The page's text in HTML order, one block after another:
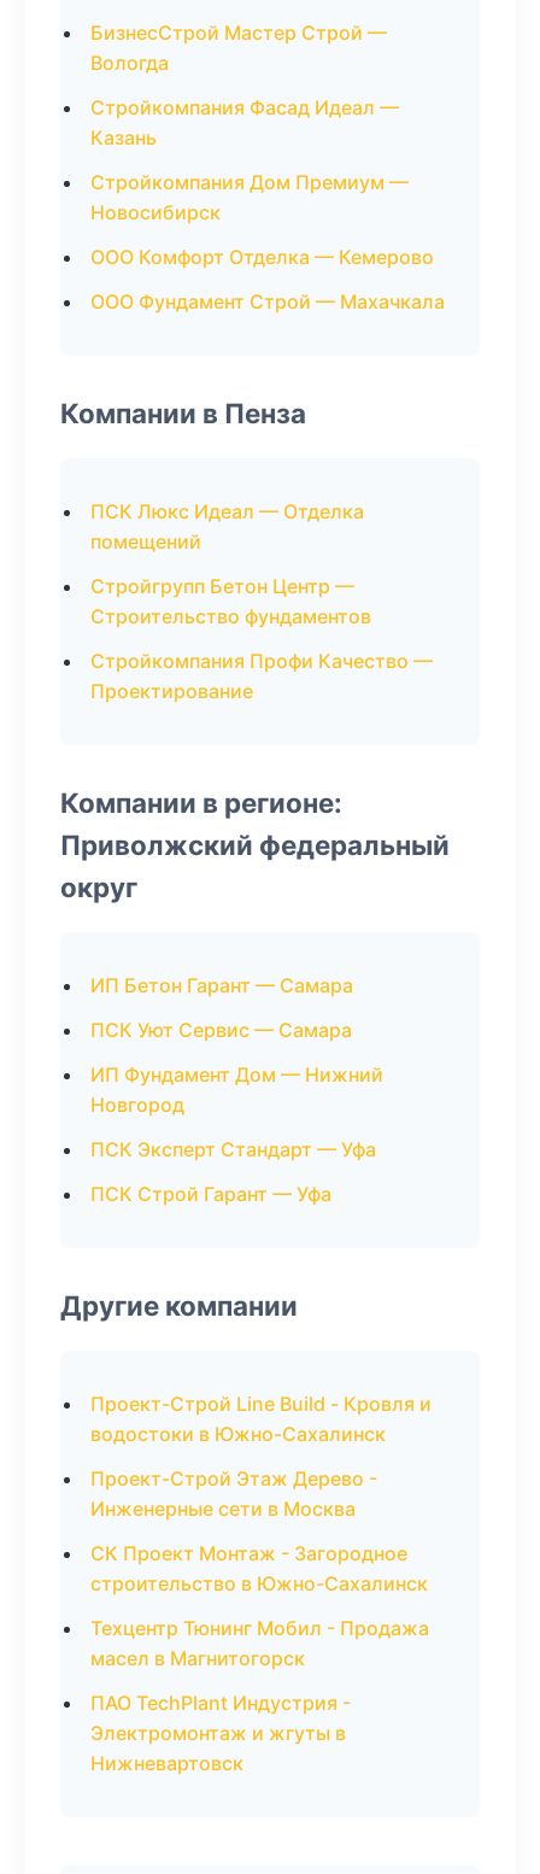
БизнесСтрой Мастер Строй —
Вологда
Стройкомпания Фасад Идеал —
Казань
Стройкомпания Дом Премиум —
Новосибирск
ООО Комфорт Отделка — Кемерово
ООО Фундамент Строй — Махачкала
Компании в Пенза
ПСК Люкс Идеал — Отделка
помещений
Стройгрупп Бетон Центр —
Строительство фундаментов
Стройкомпания Профи Качество —
Проектирование
Компании в регионе:
Приволжский федеральный
округ
ИП Бетон Гарант — Самара
ПСК Уют Сервис — Самара
ИП Фундамент Дом — Нижний
Новгород
ПСК Эксперт Стандарт — Уфа
ПСК Строй Гарант — Уфа
Другие компании
Проект-Строй Line Build - Кровля и
водостоки в Южно-Сахалинск
Проект-Строй Этаж Дерево -
Инженерные сети в Москва
СК Проект Монтаж - Загородное
строительство в Южно-Сахалинск
Техцентр Тюнинг Мобил - Продажа
масел в Магнитогорск
ПАО TechPlant Индустрия -
Электромонтаж и жгуты в
Нижневартовск